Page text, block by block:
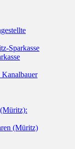
Sparkasse
Kanalbauer
(Müritz)